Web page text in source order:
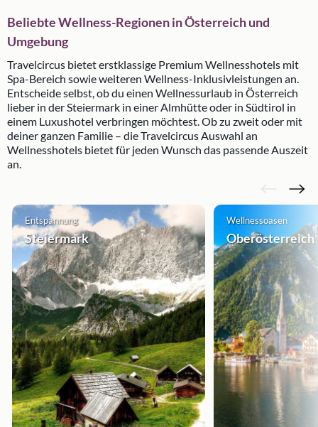
Beliebte Wellness-Regionen in Österreich und
Umgebung
Travelcircus bietet erstklassige Premium Wellnesshotels mit
Spa-Bereich sowie weiteren Wellness-Inklusivleistungen an.
Entscheide selbst, ob du einen Wellnessurlaub in Österreich
lieber in der Steiermark in einer Almhütte oder in Südtirol in
einem Luxushotel verbringen möchtest. Ob zu zweit oder mit
deiner ganzen Familie – die Travelcircus Auswahl an
Wellnesshotels bietet für jeden Wunsch das passende Auszeit
an.
Entspannung
Steiermark
Wellnessoasen
Oberösterreich